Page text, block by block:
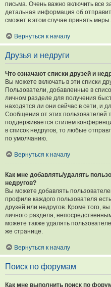
письма. Очень важно включить все
детальная информация об
сможет в этом случае принять меры.
Вернуться к началу
Друзья и недруги
Что означают списки друзей и
Вы можете включать в эти списки
Пользователи, добавленные в
личном разделе для получения
находятся ли они сейчас в сети, и
Сообщения от этих пользователей
поддерживается стилем
в список недругов, то любые
по умолчанию.
Вернуться к началу
Как мне добавлять/удалять
недругов?
Вы можете добавлять
профиле каждого пользователя
друзей или недругов. Кроме того,
личного раздела,
можете также удалять
же странице.
Вернуться к началу
Поиск по форумам
Как мне выполнить поиск по